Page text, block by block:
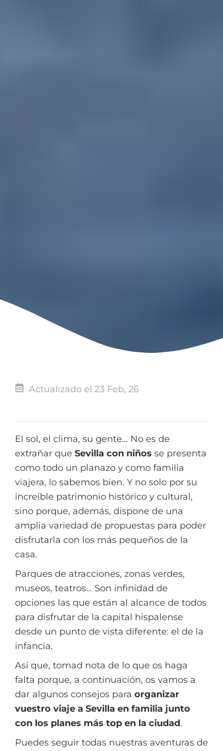
Actualizado el 23 Feb, 26
El sol, el clima, su gente… No es de
extrañar que Sevilla con niños se presenta
como todo un planazo y como familia
viajera, lo sabemos bien. Y no solo por su
increíble patrimonio histórico y cultural,
sino porque, además, dispone de una
amplia variedad de propuestas para poder
disfrutarla con los más pequeños de la
casa.
Parques de atracciones, zonas verdes,
museos, teatros… Son infinidad de
opciones las que están al alcance de todos
para disfrutar de la capital hispalense
desde un punto de vista diferente: el de la
infancia.
Así que, tomad nota de lo que os haga
falta porque, a continuación, os vamos a
dar algunos consejos para organizar
vuestro viaje a Sevilla en familia junto
con los planes más top en la ciudad.
Puedes seguir todas nuestras aventuras de